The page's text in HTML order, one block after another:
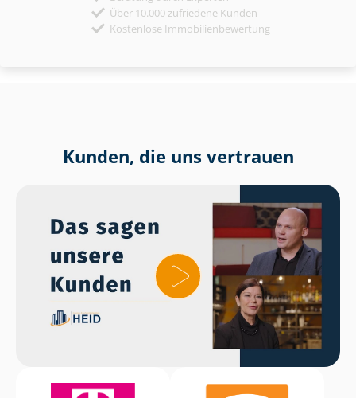
Über 10.000 zufriedene Kunden
Kostenlose Immobilienbewertung
Kunden, die uns vertrauen